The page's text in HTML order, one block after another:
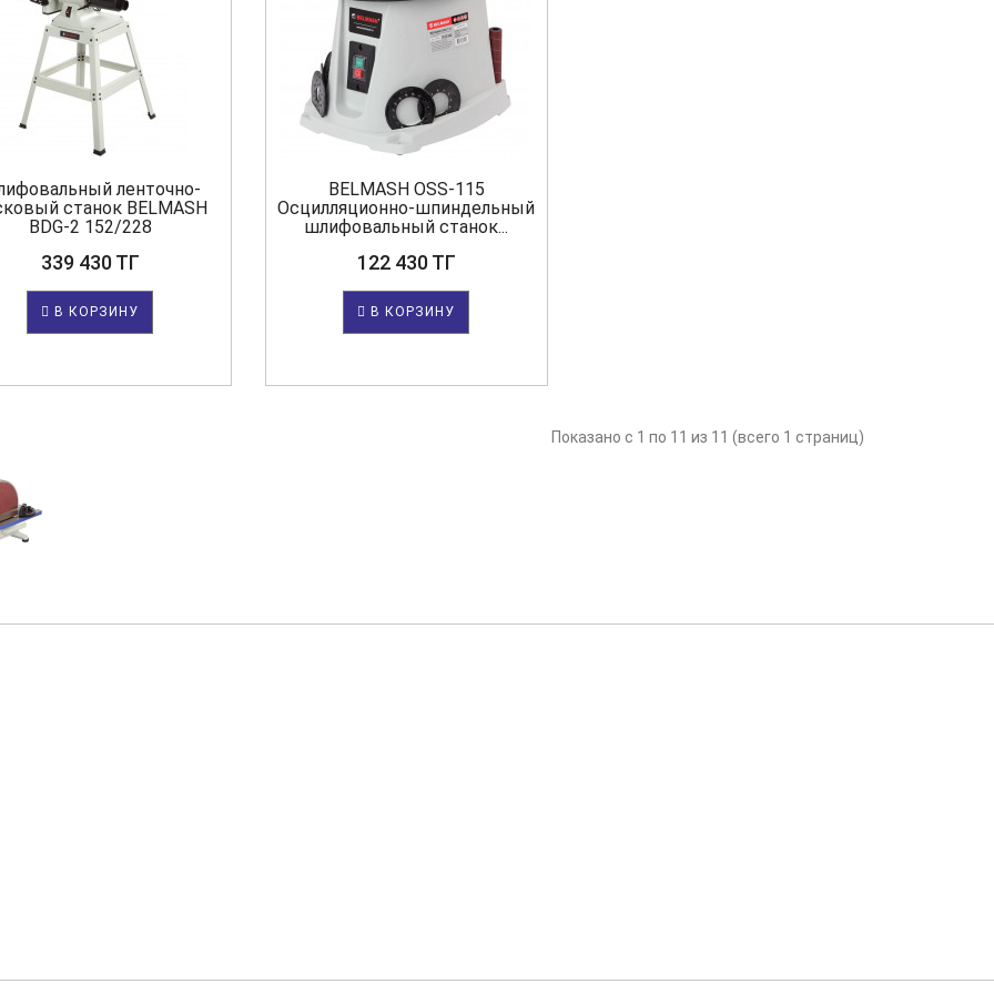
ленточно-
станок BELMASH
BDG-2 152/228
339 430 ТГ
В КОРЗИНУ
BELMASH OSS-115
Осцилляционно-шпиндельный
шлифовальный станок...
122 430 ТГ
В КОРЗИНУ
Показано с 1 по 11 из 11 (всего 1 страниц)